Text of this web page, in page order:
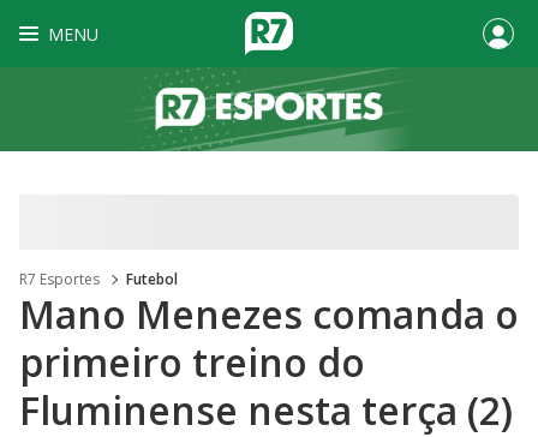
MENU
R7 Esportes Futebol
Mano Menezes comanda o
primeiro treino do
Fluminense nesta terça (2)